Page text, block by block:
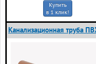
Купить
в 1 клик!
Канализационная труба